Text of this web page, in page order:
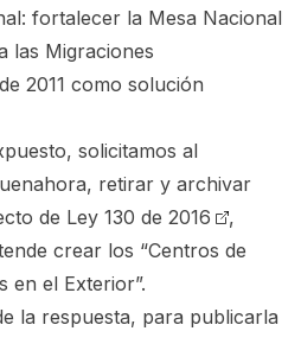
fortalecer la Mesa Nacional
las Migraciones
2011 como solución
solicitamos al
retirar y archivar
de Ley 130 de 2016
,
crear los “Centros de
en el Exterior”.
la respuesta, para publicarla